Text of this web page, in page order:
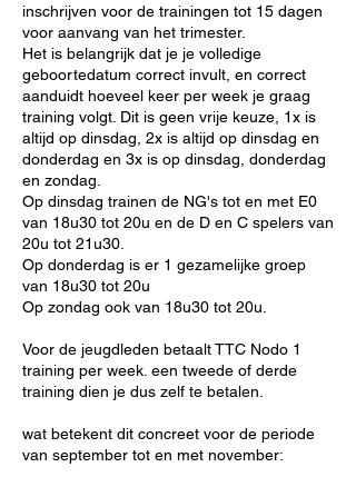
inschrijven voor de trainingen tot 15 dagen
voor aanvang van het trimester.
Het is belangrijk dat je je volledige
geboortedatum correct invult, en correct
aanduidt hoeveel keer per week je graag
training volgt. Dit is geen vrije keuze, 1x is
altijd op dinsdag, 2x is altijd op dinsdag en
donderdag en 3x is op dinsdag, donderdag
en zondag.
Op dinsdag trainen de NG's tot en met E0
van 18u30 tot 20u en de D en C spelers van
20u tot 21u30.
Op donderdag is er 1 gezamelijke groep
van 18u30 tot 20u
Op zondag ook van 18u30 tot 20u.
Voor de jeugdleden betaalt TTC Nodo 1
training per week. een tweede of derde
training dien je dus zelf te betalen.
wat betekent dit concreet voor de periode
van september tot en met november: